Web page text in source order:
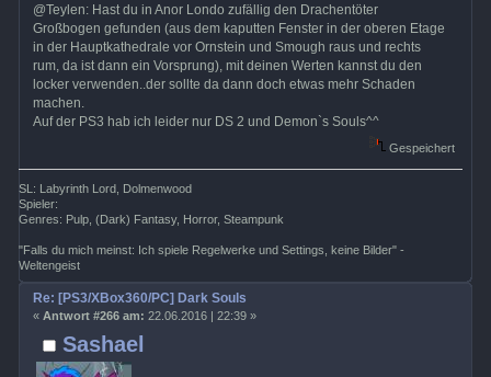
@Teylen: Hast du in Anor Londo zufällig den Drachentöter
Großbogen gefunden (aus dem kaputten Fenster in der oberen Etage
in der Hauptkathedrale vor Ornstein und Smough raus und rechts
rum, da ist dann ein Vorsprung), mit deinen Werten kannst du den
locker verwenden..der sollte da dann doch etwas mehr Schaden
machen.
Auf der PS3 hab ich leider nur DS 2 und Demon`s Souls^^
Gespeichert
SL: Labyrinth Lord, Dolmenwood
Spieler:
Genres: Pulp, (Dark) Fantasy, Horror, Steampunk
"Falls du mich meinst: Ich spiele Regelwerke und Settings, keine Bilder" -
Weltengeist
Sashael
Re: [PS3/XBox360/PC] Dark Souls
« Antwort #266 am: 22.06.2016 | 22:39 »